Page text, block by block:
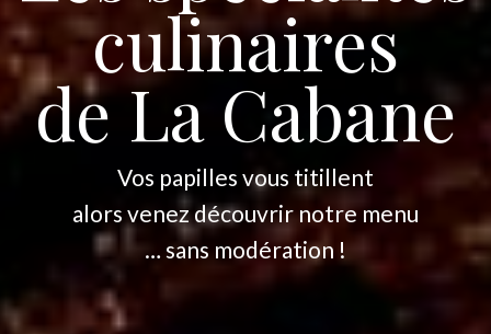
culinaires
de La Cabane
Vos papilles vous titillent
alors venez découvrir notre menu
… sans modération !